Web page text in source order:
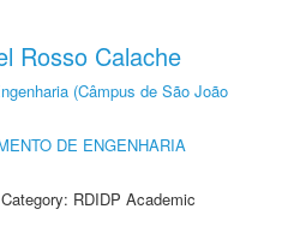
Rosso Calache
(Câmpus de São João
DE ENGENHARIA
RDIDP Academic